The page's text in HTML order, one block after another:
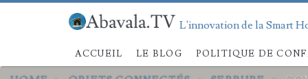
L'innovation de la Smart
ACCUEIL LE BLOG POLITIQUE DE